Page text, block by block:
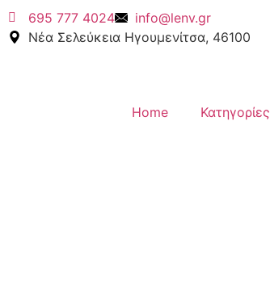
695 777 4024
info@lenv.gr
Νέα Σελεύκεια Ηγουμενίτσα, 46100
Home Κατηγορίες